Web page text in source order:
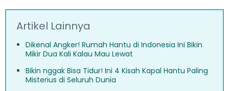
Artikel Lainnya
Dikenal Angker! Rumah Hantu di Indonesia Ini Bikin
Mikir Dua Kali Kalau Mau Lewat
Bikin nggak Bisa Tidur! Ini 4 Kisah Kapal Hantu Paling
Misterius di Seluruh Dunia